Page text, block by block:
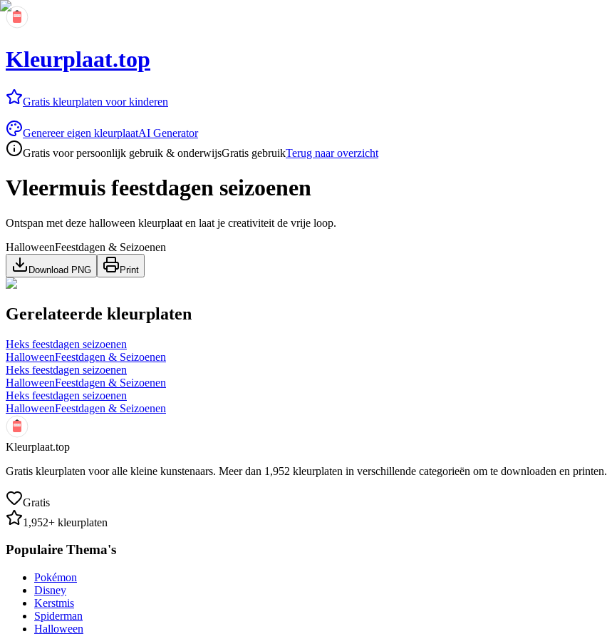
Kleurplaat.top
Gratis kleurplaten voor kinderen
Genereer eigen kleurplaatAI Generator
Gratis voor persoonlijk gebruik & onderwijsGratis gebruikTerug naar overzicht
Vleermuis feestdagen seizoenen
Ontspan met deze halloween kleurplaat en laat je creativiteit de vrije loop.
HalloweenFeestdagen & Seizoenen
Download PNG Print
Gerelateerde kleurplaten
Heks feestdagen seizoenen
HalloweenFeestdagen & Seizoenen
Heks feestdagen seizoenen
HalloweenFeestdagen & Seizoenen
Heks feestdagen seizoenen
HalloweenFeestdagen & Seizoenen
Kleurplaat.top
Gratis kleurplaten voor alle kleine kunstenaars. Meer dan 1,952 kleurplaten in verschillende categorieën om te downloaden en printen.
Gratis
1,952+ kleurplaten
Populaire Thema's
Pokémon
Disney
Kerstmis
Spiderman
Halloween